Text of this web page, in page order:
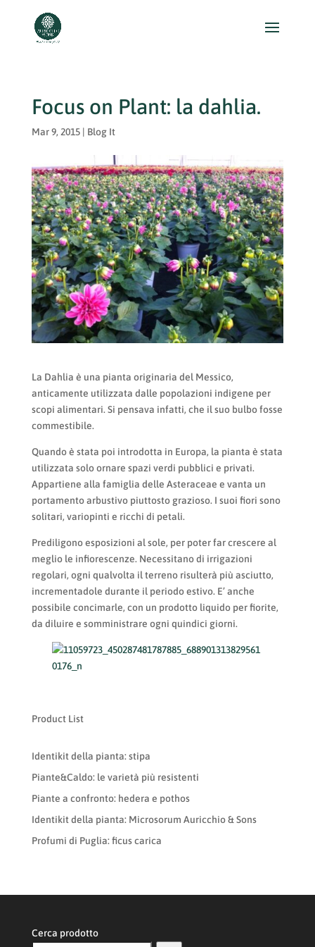
Focus on Plant: la dahlia.
Mar 9, 2015| Blog It
La Dahlia è una pianta originaria del Messico,
anticamente utilizzata dalle popolazioni indigene per
scopi alimentari. Si pensava infatti, che il suo bulbo fosse
commestibile.
Quando è stata poi introdotta in Europa, la pianta è stata
utilizzata solo ornare spazi verdi pubblici e privati.
Appartiene alla famiglia delle Asteraceae e vanta un
portamento arbustivo piuttosto grazioso. I suoi fiori sono
solitari, variopinti e ricchi di petali.
Prediligono esposizioni al sole, per poter far crescere al
meglio le infiorescenze. Necessitano di irrigazioni
regolari, ogni qualvolta il terreno risulterà più asciutto,
incrementadole durante il periodo estivo. E’ anche
possibile concimarle, con un prodotto liquido per fiorite,
da diluire e somministrare ogni quindici giorni.
Product List
Identikit della pianta: stipa
Piante&Caldo: le varietà più resistenti
Piante a confronto: hedera e pothos
Identikit della pianta: Microsorum Auricchio & Sons
Profumi di Puglia: ficus carica
Cerca prodotto